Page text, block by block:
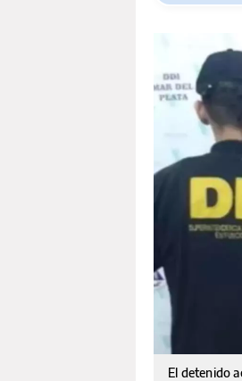
El detenido